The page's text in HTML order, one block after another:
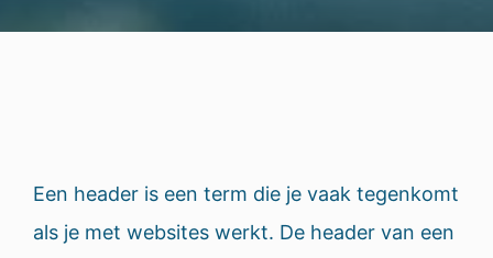
Een header is een term die je vaak tegenkomt
als je met websites werkt. De header van een